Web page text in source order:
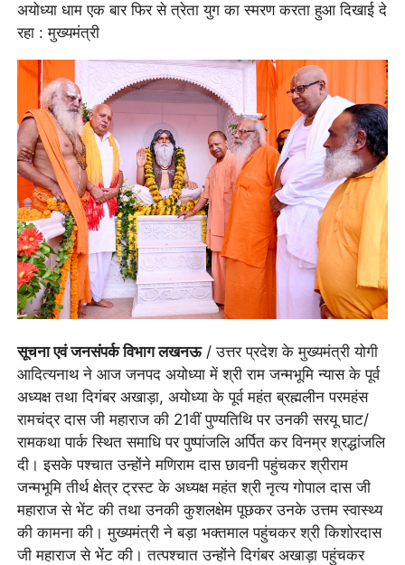
अयोध्या धाम एक बार फिर से त्रेता युग का स्मरण करता हुआ दिखाई दे
रहा : मुख्यमंत्री
सूचना एवं जनसंपर्क विभागलखनऊ/ उत्तर प्रदेश के मुख्यमंत्री योगी
आदित्यनाथ ने आज जनपद अयोध्या में श्री राम जन्मभूमि न्यास के पूर्व
अध्यक्ष तथा दिगंबर अखाड़ा, अयोध्या के पूर्व महंत ब्रह्मलीन परमहंस
रामचंद्र दास जी महाराज की 21वीं पुण्यतिथि पर उनकी सरयू घाट/
रामकथा पार्क स्थित समाधि पर पुष्पांजलि अर्पित कर विनम्र श्रद्धांजलि
दी। इसके पश्चात उन्होंने मणिराम दास छावनी पहुंचकर श्रीराम
जन्मभूमि तीर्थ क्षेत्र ट्रस्ट के अध्यक्ष महंत श्री नृत्य गोपाल दास जी
महाराज से भेंट की तथा उनकी कुशलक्षेम पूछकर उनके उत्तम स्वास्थ्य
की कामना की। मुख्यमंत्री ने बड़ा भक्तमाल पहुंचकर श्री किशोरदास
जी महाराज से भेंट की। तत्पश्चात उन्होंने दिगंबर अखाड़ा पहुंचकर